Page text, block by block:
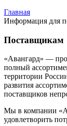
Главная
Информация для
Поставщикам
«Авангард» —
полный
территории
развития
поставщиков
Мы в компании
удовлетворить